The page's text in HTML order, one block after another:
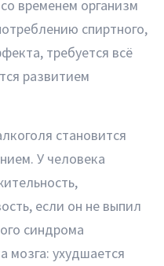
временем организм
спиртного,
требуется всё
развитием
становится
У человека
если он не выпил
синдрома
мозга: ухудшается